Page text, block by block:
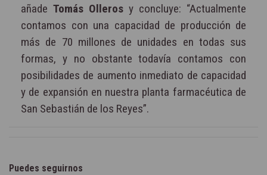
añade Tomás Olleros y concluye: “Actualmente
contamos con una capacidad de producción de
más de 70 millones de unidades en todas sus
formas, y no obstante todavía contamos con
posibilidades de aumento inmediato de capacidad
y de expansión en nuestra planta farmacéutica de
San Sebastián de los Reyes”.
Puedes seguirnos